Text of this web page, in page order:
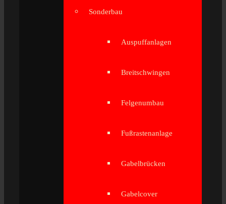
Sonderbau
Auspuffanlagen
Breitschwingen
Felgenumbau
Fußrastenanlage
Gabelbrücken
Gabelcover